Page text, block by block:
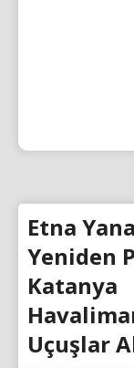
Etna
Yeniden
Katanya
Uçuşlar